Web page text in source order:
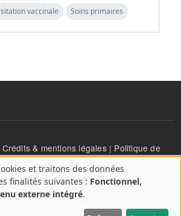
vaccinale
Soins primaires
Crédits & mentions légales| Politique de
et traitons des données
finalités suivantes : Fonctionnel,
externe intégré.